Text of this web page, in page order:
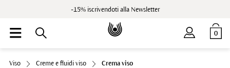
-15% iscrivendoti alla Newsletter
0
Viso Creme e fluidi viso Crema viso